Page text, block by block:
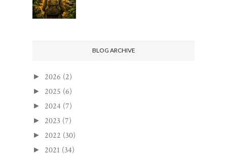
BLOG ARCHIVE
► 2026 (2)
► 2025 (6)
► 2024 (7)
► 2023 (7)
► 2022 (30)
► 2021 (34)